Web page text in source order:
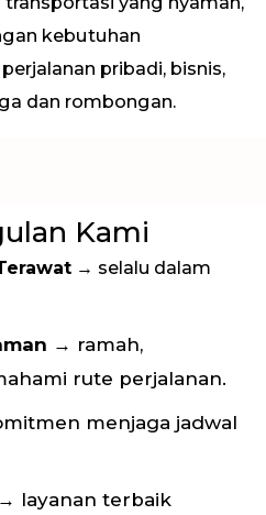
kebutuhan
pribadi, bisnis,
dan rombongan.
Kami
→ selalu dalam
→ ramah,
rute perjalanan.
menjaga jadwal
→ layanan terbaik